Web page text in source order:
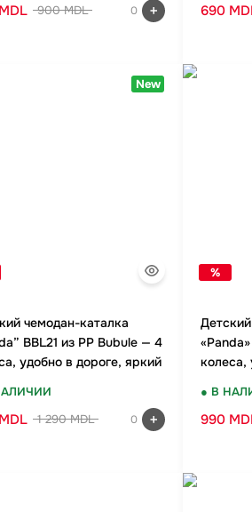
900 MDL 0 690
New
чемодан-каталка
BBL21 из PP Bubule — 4
удобно в дороге, яркий
1 290 MDL 0
%
колеса,
● В
990